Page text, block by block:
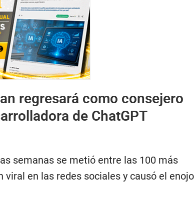
regresará como consejero
de ChatGPT
semanas se metió entre las 100 más
viral en las redes sociales y causó el enojo